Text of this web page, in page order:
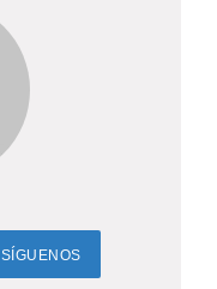
SÍGUENOS